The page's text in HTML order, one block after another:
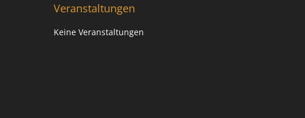
Veranstaltungen
Keine Veranstaltungen